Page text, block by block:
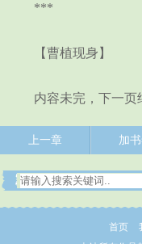
***
【曹植现身】
内容未完，下一页
上一章 加
首页